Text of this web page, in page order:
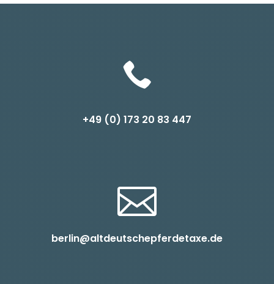

+49 (0) 173 20 83 447

berlin@altdeutschepferdetaxe.de